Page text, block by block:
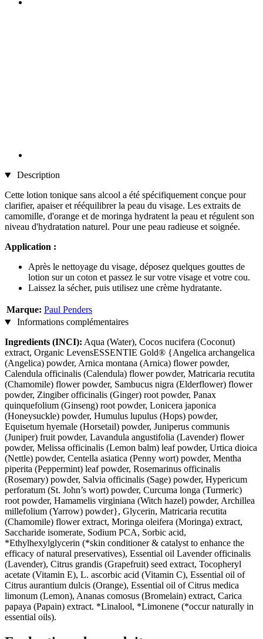
Description
Cette lotion tonique sans alcool a été spécifiquement conçue pour
clarifier, apaiser et rééquilibrer la peau du visage. Les extraits de
camomille, d'orange et de moringa hydratent la peau et régulent son
niveau d'hydratation naturel. Pour une peau radieuse et soignée.
Application :
Après le nettoyage du visage, déposez quelques gouttes de
lotion sur un coton et passez le sur votre visage et votre cou.
Laissez la sécher, puis utilisez une crème hydratante.
Marque: Paul Penders
Informations complémentaires
Ingredients (INCI): Aqua (Water), Cocos nucifera (Coconut)
extract, Organic LevensESSENTIE Gold® {Angelica archangelica
(Angelica) powder, Arnica montana (Arnica) flower powder,
Calendula officinalis (Calendula) flower powder, Matricaria recutita
(Chamomile) flower powder, Sambucus nigra (Elderflower) flower
powder, Zingiber officinalis (Ginger) root powder, Panax
quinquefolium (Ginseng) root powder, Lonicera japonica
(Honeysuckle) powder, Humulus lupulus (Hops) powder,
Equisetum hyemale (Horsetail) powder, Juniperus communis
(Juniper) fruit powder, Lavandula angustifolia (Lavender) flower
powder, Melissa officinalis (Lemon balm) leaf powder, Urtica dioica
(Nettle) powder, Centella asiatica (Penny wort) powder, Mentha
piperita (Peppermint) leaf powder, Rosemarinus officinalis
(Rosemary) powder, Salvia officinalis (Sage) powder, Hypericum
perforatum (St. John’s wort) powder, Curcuma longa (Turmeric)
root powder, Hamamelis virginiana (Witch hazel) powder, Archillea
millefolium (Yarrow) powder}, Glycerin, Matricaria recutita
(Chamomile) flower extract, Moringa oleifera (Moringa) extract,
Saccharide isomerate, Sodium PCA, Sorbic acid,
*Ethylhexylglycerin (*skin conditioner & catalyst to enhance the
efficacy of natural preservatives), Essential oil Lavender officinalis
(Lavender), Citrus grandis (Grapefruit) seed extract, Tocopheryl
acetate (Vitamin E), L. ascorbic acid (Vitamin C), Essential oil of
Citrus aurantium dulcis (Orange), Essential oil of Citrus medica
limonum (Lemon), Ananas comosus (Bromelain) extract, Carica
papaya (Papain) extract. *Linalool, *Limonene (*occur naturally in
essential oils).